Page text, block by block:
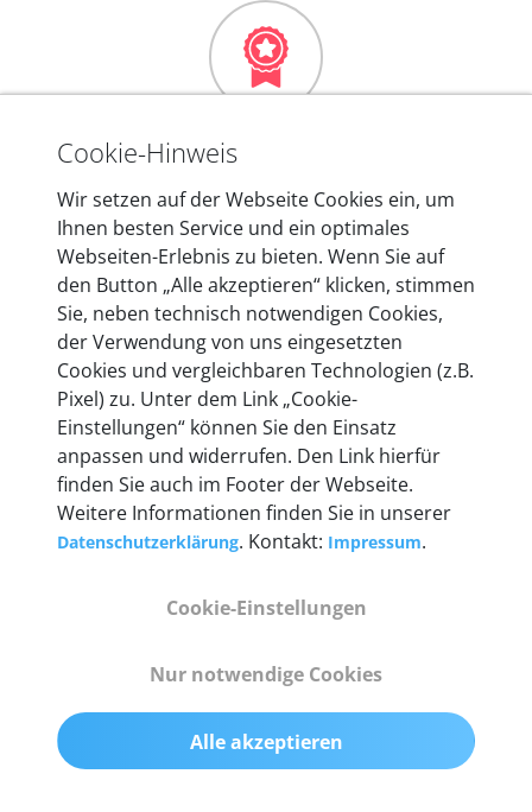
Mehr als 10 Jahre Erfahrung
In den Kfz-Diagnosegeräten von autoaid stecken
mehr als 10 Jahre Erfahrung, und auch in Zukunft
entwickeln wir unsere Produkte am Standort in
Berlin laufend weiter. Auf diese Qualität vertrauen
heute mehr als 60.000 Privatkunden und
Unternehmen.
Technische Details &
Lieferumfang
Abmessungen
Gewicht
200 g
Cookie-Hinweis
Wir setzen auf der Webseite Cookies ein, um
Ihnen besten Service und ein optimales
Webseiten-Erlebnis zu bieten. Wenn Sie auf
den Button „Alle akzeptieren“ klicken, stimmen
Sie, neben technisch notwendigen Cookies,
der Verwendung von uns eingesetzten
Cookies und vergleichbaren Technologien (z.B.
Pixel) zu. Unter dem Link „Cookie-
Einstellungen“ können Sie den Einsatz
anpassen und widerrufen. Den Link hierfür
finden Sie auch im Footer der Webseite.
Weitere Informationen finden Sie in unserer
Datenschutzerklärung. Kontakt: Impressum.
Cookie-Einstellungen
Nur notwendige Cookies
Alle akzeptieren